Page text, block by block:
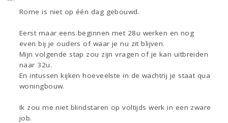
Rome is niet op één dag gebouwd.
Eerst maar eens beginnen met 28u werken en nog
even bij je ouders of waar je nu zit blijven.
Mijn volgende stap zou zijn vragen of je kan uitbreiden
naar 32u.
En intussen kijken hoeveelste in de wachtrij je staat qua
woningbouw.
Ik zou me niet blindstaren op voltijds werk in een zware
job.